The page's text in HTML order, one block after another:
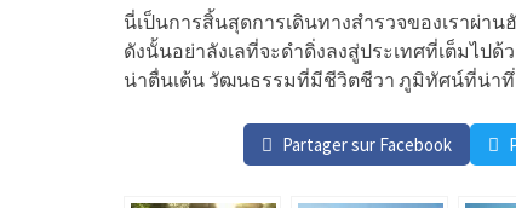
นี่เป็นการสิ้นสุดการเดินทางสำรวจของเราผ่า
ดังนั้นอย่าลังเลที่จะดำดิ่งลงสู่ประเทศที่เต็มไ
น่าตื่นเต้น วัฒนธรรมที่มีชีวิตชีวา ภูมิทัศน์ที่น่าทึ่
Partager sur Facebook